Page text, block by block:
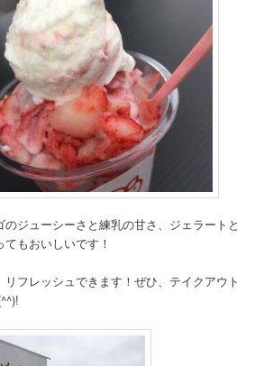
ジューシーさと練乳の甘さ、ジェラートと
もおいしいです！
フレッシュできます！ぜひ、テイクアウト